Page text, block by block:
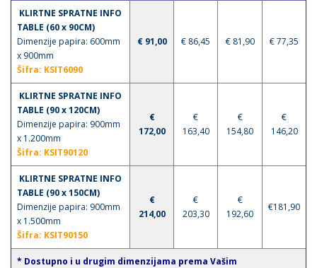
KLIRTNE SPRATNE INFO
TABLE (60 x 90CM)
Dimenzije papira: 600mm
x 900mm
Šifra: KSIT6090
€ 91,00 € 86,45 € 81,90 € 77,35
KLIRTNE SPRATNE INFO
TABLE (90 x 120CM)
Dimenzije papira: 900mm
x 1.200mm
Šifra: KSIT90120
€
172,00
€
163,40
€
154,80
€
146,20
KLIRTNE SPRATNE INFO
TABLE (90 x 150CM)
Dimenzije papira: 900mm
x 1.500mm
Šifra: KSIT90150
€
214,00
€
203,30
€
192,60
€181,90
* Dostupno i u drugim dimenzijama prema Vašim